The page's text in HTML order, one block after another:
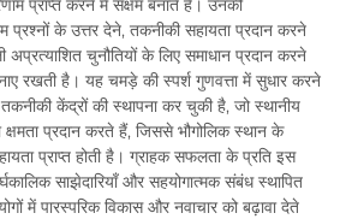
प्राप्त करने में सक्षम बनाते हैं। उनकी
प्रश्नों के उत्तर देने, तकनीकी सहायता प्रदान करने
चुनौतियों के लिए समाधान प्रदान करने
रखती है। यह चमड़े की स्पर्श गुणवत्ता में सुधार करने
तकनीकी केंद्रों की स्थापना कर चुकी है, जो स्थानीय
क्षमता प्रदान करते हैं, जिससे भौगोलिक स्थान के
प्राप्त होती है। ग्राहक सफलता के प्रति इस
साझेदारियाँ और सहयोगात्मक संबंध स्थापित
में पारस्परिक विकास और नवाचार को बढ़ावा देते